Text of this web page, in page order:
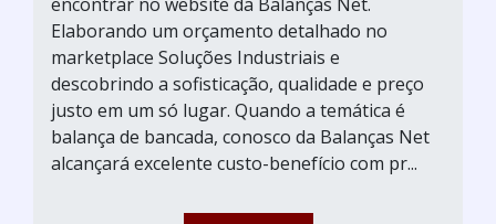
Elaborando um orçamento detalhado no
marketplace Soluções Industriais e
descobrindo a sofisticação, qualidade e preço
justo em um só lugar. Quando a temática é
balança de bancada, conosco da Balanças Net
alcançará excelente custo-benefício com pr...